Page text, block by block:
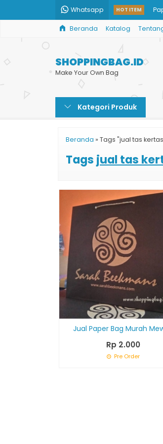
Whatsapp HOT ITEM
Beranda Katalog
SHOPPINGBAG.ID
Make Your Own Bag
Kategori Produk
Beranda » Tags "jual tas
Tags jual tas
Jual Paper Bag Murah
Rp 2.000
Pre Order